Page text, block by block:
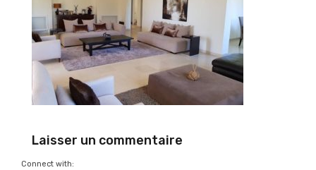
Laisser un commentaire
Connect with: